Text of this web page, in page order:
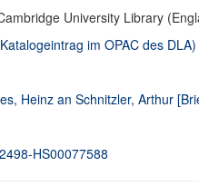
University Library
im OPAC des DLA)
Heinz an Schnitzler, Arthur
HS00077588